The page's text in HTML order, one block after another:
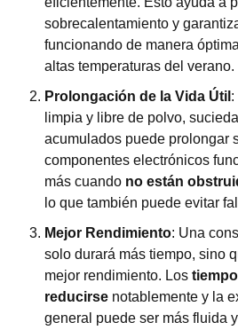
sobrecalentamiento y
funcionando de manera
altas temperaturas del verano.
Prolongación de la Vida Útil :
limpia y libre de polvo,
acumulados puede prolongar
componentes electrónicos
más cuando no están
lo que también puede evitar
Mejor Rendimiento: Una
solo durará más tiempo, sino
mejor rendimiento. Los
reducirse notablemente y la
general puede ser más fluida